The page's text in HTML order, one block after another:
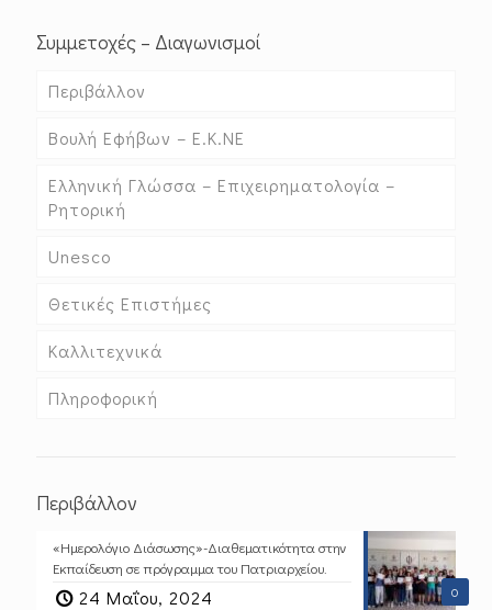
Συμμετοχές – Διαγωνισμοί
Περιβάλλον
Βουλή Εφήβων – Ε.Κ.ΝΕ
Ελληνική Γλώσσα – Επιχειρηματολογία –
Ρητορική
Unesco
Θετικές Επιστήμες
Καλλιτεχνικά
Πληροφορική
Περιβάλλον
0
«Ημερολόγιο Διάσωσης»-Διαθεματικότητα στην
Εκπαίδευση σε πρόγραμμα του Πατριαρχείου.
24 Μαΐου, 2024